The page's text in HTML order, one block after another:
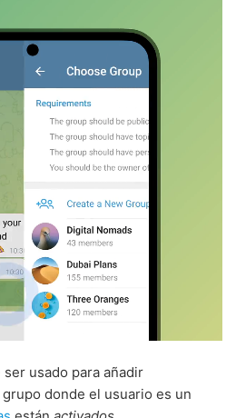
usado para añadir
donde el usuario es un